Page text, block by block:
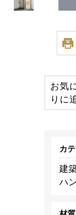
お気
りに
カ
建
ハ